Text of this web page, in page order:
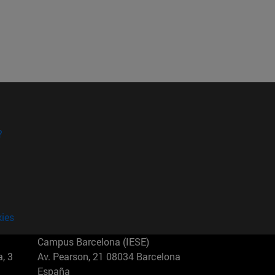
3
Campus Barcelona (IESE)
Av. Pearson, 21 08034 Barcelona
España